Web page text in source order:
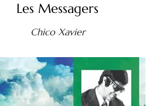
Les Messagers
Chico Xavier